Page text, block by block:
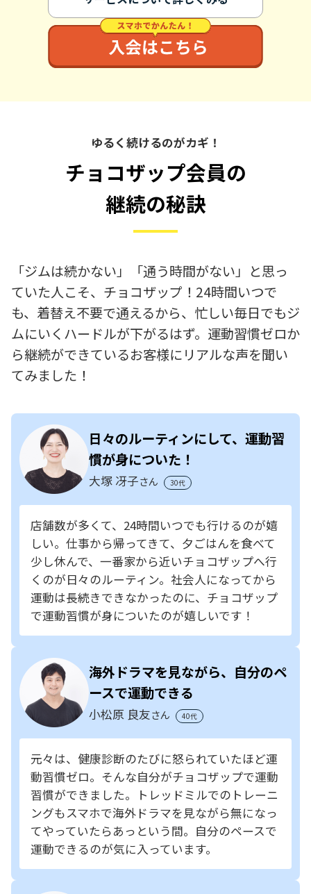
ゆるく続けるのがカギ！
チョコザップ会員の
継続の秘訣
「ジムは続かない」「通う時間がない」と思っ
ていた人こそ、チョコザップ！24時間いつで
も、着替え不要で通えるから、忙しい毎日でもジ
ムにいくハードルが下がるはず。運動習慣ゼロか
ら継続ができているお客様にリアルな声を聞い
てみました！
日々のルーティンにして、運動習
慣が身についた！
大塚 冴子さん 30代
店舗数が多くて、24時間いつでも行けるのが嬉
しい。仕事から帰ってきて、夕ごはんを食べて
少し休んで、一番家から近いチョコザップへ行
くのが日々のルーティン。社会人になってから
運動は長続きできなかったのに、チョコザップ
で運動習慣が身についたのが嬉しいです！
海外ドラマを見ながら、自分のペ
ースで運動できる
小松原 良友さん 40代
元々は、健康診断のたびに怒られていたほど運
動習慣ゼロ。そんな自分がチョコザップで運動
習慣ができました。トレッドミルでのトレーニ
ングもスマホで海外ドラマを見ながら無になっ
てやっていたらあっという間。自分のペースで
運動できるのが気に入っています。